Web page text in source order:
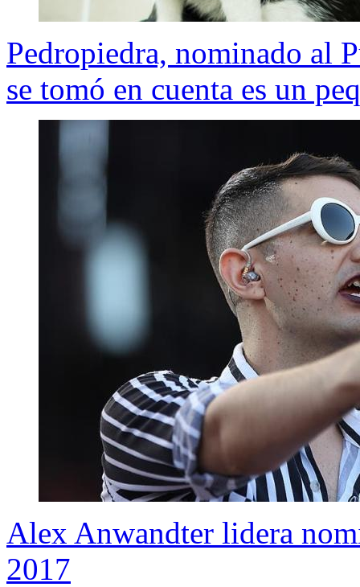
Pedropiedra, nominado al
se tomó en cuenta es un
Alex Anwandter lidera
2017